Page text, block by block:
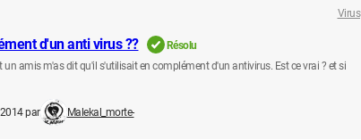
Virus
d'un anti virus ??
Résolu
amis m'as dit qu'il s'utilisait en complément d'un antivirus. Est ce vrai ? et si
par Malekal_morte-